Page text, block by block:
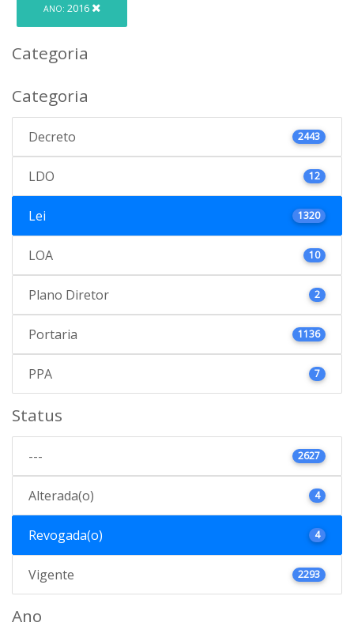
ANO: 2016
Categoria
Categoria
Decreto 2443
LDO 12
Lei 1320
LOA 10
Plano Diretor 2
Portaria 1136
PPA 7
Status
--- 2627
Alterada(o) 4
Revogada(o) 4
Vigente 2293
Ano